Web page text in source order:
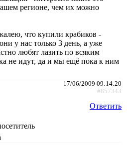
регионе, чем их можно
что купили крабиков -
у нас только 3 день, а уже
любят лазить по всяким
не идут, да и мы ещё пока к ним
17/06/2009 09:14:20
#857343
Ответить